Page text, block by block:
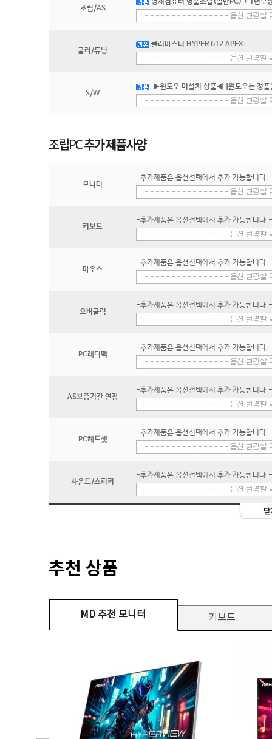
조립/AS
영재컴퓨터 명품조립(일반PC) + 1년무
쿨러/튜닝
쿨러마스터 HYPER 612 APEX
S/W
▶윈도우 미설치 상품◀ [윈도우는 정
모니터
-추가제품은 옵션선택에서 추가 가능합니다.-
키보드
-추가제품은 옵션선택에서 추가 가능합니다.-
마우스
-추가제품은 옵션선택에서 추가 가능합니다.-
오버클럭
-추가제품은 옵션선택에서 추가 가능합니다.-
PC레디팩
-추가제품은 옵션선택에서 추가 가능합니다.-
AS보증기간 연장
-추가제품은 옵션선택에서 추가 가능합니다.-
PC헤드셋
-추가제품은 옵션선택에서 추가 가능합니다.-
사운드/스피커
-추가제품은 옵션선택에서 추가 가능합니다.-
추천 상품
MD 추천 모니터 키보드